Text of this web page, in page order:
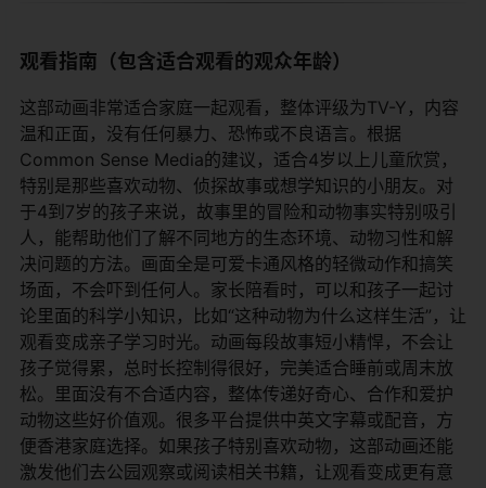
观看指南（包含适合观看的观众年龄）
这部动画非常适合家庭一起观看，整体评级为TV-Y，内容
温和正面，没有任何暴力、恐怖或不良语言。根据
Common Sense Media的建议，适合4岁以上儿童欣赏，
特别是那些喜欢动物、侦探故事或想学知识的小朋友。对
于4到7岁的孩子来说，故事里的冒险和动物事实特别吸引
人，能帮助他们了解不同地方的生态环境、动物习性和解
决问题的方法。画面全是可爱卡通风格的轻微动作和搞笑
场面，不会吓到任何人。家长陪看时，可以和孩子一起讨
论里面的科学小知识，比如“这种动物为什么这样生活”，让
观看变成亲子学习时光。动画每段故事短小精悍，不会让
孩子觉得累，总时长控制得很好，完美适合睡前或周末放
松。里面没有不合适内容，整体传递好奇心、合作和爱护
动物这些好价值观。很多平台提供中英文字幕或配音，方
便香港家庭选择。如果孩子特别喜欢动物，这部动画还能
激发他们去公园观察或阅读相关书籍，让观看变成更有意